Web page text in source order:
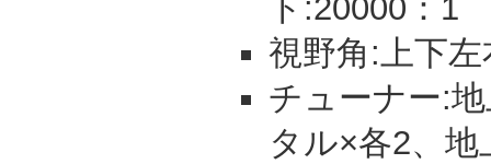
ト:20000：1
視野角:上下
チューナー:
タル×各2、